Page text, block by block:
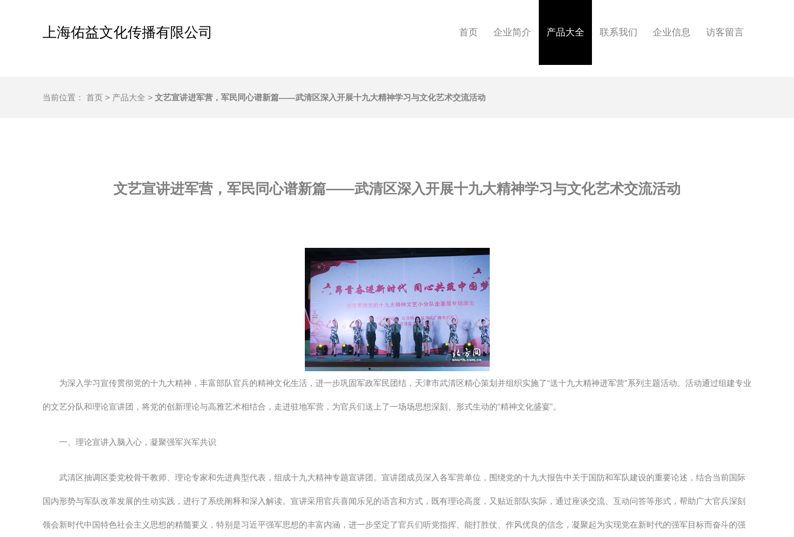
上海佑益文化传播有限公司 首页 企业简介 产品大全 联系我们 企业信息 访客留言
当前位置： 首页 > 产品大全 > 文艺宣讲进军营，军民同心谱新篇——武清区深入开展十九大精神学习与文化艺术交流活动
文艺宣讲进军营，军民同心谱新篇——武清区深入开展十九大精神学习与文化艺术交流活动
为深入学习宣传贯彻党的十九大精神，丰富部队官兵的精神文化生活，进一步巩固军政军民团结，天津市武清区精心策划并组织实施了“送十九大精神进军营”系列主题活动。活动通过组建专业
的文艺分队和理论宣讲团，将党的创新理论与高雅艺术相结合，走进驻地军营，为官兵们送上了一场场思想深刻、形式生动的“精神文化盛宴”。
一、理论宣讲入脑入心，凝聚强军兴军共识
武清区抽调区委党校骨干教师、理论专家和先进典型代表，组成十九大精神专题宣讲团。宣讲团成员深入各军营单位，围绕党的十九大报告中关于国防和军队建设的重要论述，结合当前国际
国内形势与军队改革发展的生动实践，进行了系统阐释和深入解读。宣讲采用官兵喜闻乐见的语言和方式，既有理论高度，又贴近部队实际，通过座谈交流、互动问答等形式，帮助广大官兵深刻
领会新时代中国特色社会主义思想的精髓要义，特别是习近平强军思想的丰富内涵，进一步坚定了官兵们听党指挥、能打胜仗、作风优良的信念，凝聚起为实现党在新时代的强军目标而奋斗的强